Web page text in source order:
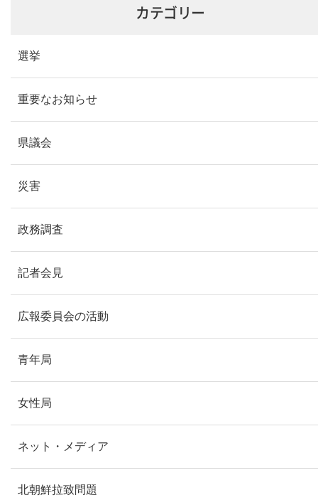
カテゴリー
選挙
重要なお知らせ
県議会
災害
政務調査
記者会見
広報委員会の活動
青年局
女性局
ネット・メディア
北朝鮮拉致問題